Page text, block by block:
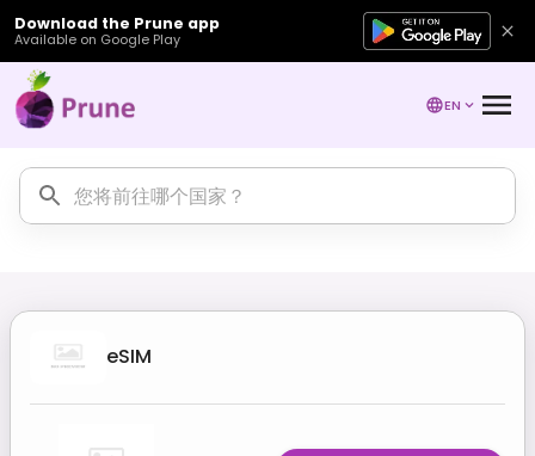
Download the Prune app
Available on Google Play
EN
eSIM